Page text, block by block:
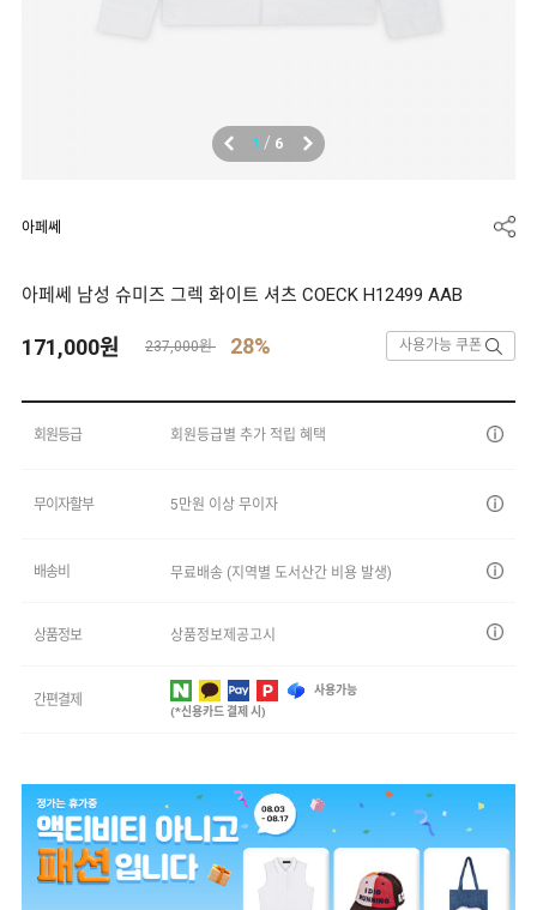
1 / 6
아페쎄
아페쎄 남성 슈미즈 그렉 화이트 셔츠 COECK H12499 AAB
171,000원 237,000원 28% 사용가능 쿠폰
회원등급 회원등급별 추가 적립 혜택
무이자할부 5만원 이상 무이자
배송비 무료배송 (지역별 도서산간 비용 발생)
상품정보 상품정보제공고시
간편결제
사용가능
(*신용카드 결제 시)